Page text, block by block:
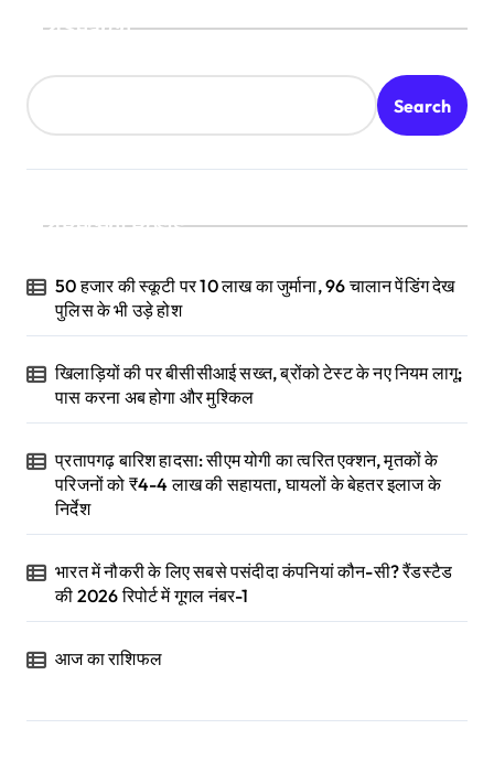
Search
Search
Recent Posts
50 हजार की स्कूटी पर 10 लाख का जुर्माना, 96 चालान पेंडिंग देख
पुलिस के भी उड़े होश
खिलाड़ियों की पर बीसीसीआई सख्त, ब्रोंको टेस्ट के नए नियम लागू;
पास करना अब होगा और मुश्किल
प्रतापगढ़ बारिश हादसा: सीएम योगी का त्वरित एक्शन, मृतकों के
परिजनों को ₹4-4 लाख की सहायता, घायलों के बेहतर इलाज के
निर्देश
भारत में नौकरी के लिए सबसे पसंदीदा कंपनियां कौन-सी? रैंडस्टैड
की 2026 रिपोर्ट में गूगल नंबर-1
आज का राशिफल